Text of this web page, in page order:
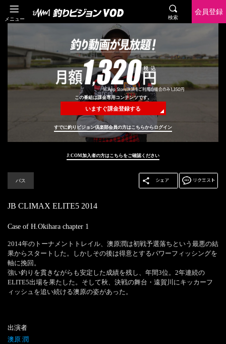
メニュー 検索
会員登録
この番組は課金専用コンテンツです。
いますぐ課金登録する
すでに釣りビジョン倶楽部会員の方はこちらからログイン
J:COM加入者の方はこちらをご確認ください
バス
JB CLIMAX ELITE5 2014
Case of H.Okihara chapter 1
2014年のトーナメントトレイル、澳原潤は初戦予選落ちという最悪の結
果からスタートした。しかしその後は得意とするパワーフィッシングを
軸に挽回。
強い釣りを貫きながらも安定した成績を残し、年間3位。2年連続の
ELITE5出場を果たした。そして秋、決戦の舞台・遠賀川にキッカーフ
ィッシュを追い続ける澳原の姿があった。
出演者
澳原 潤